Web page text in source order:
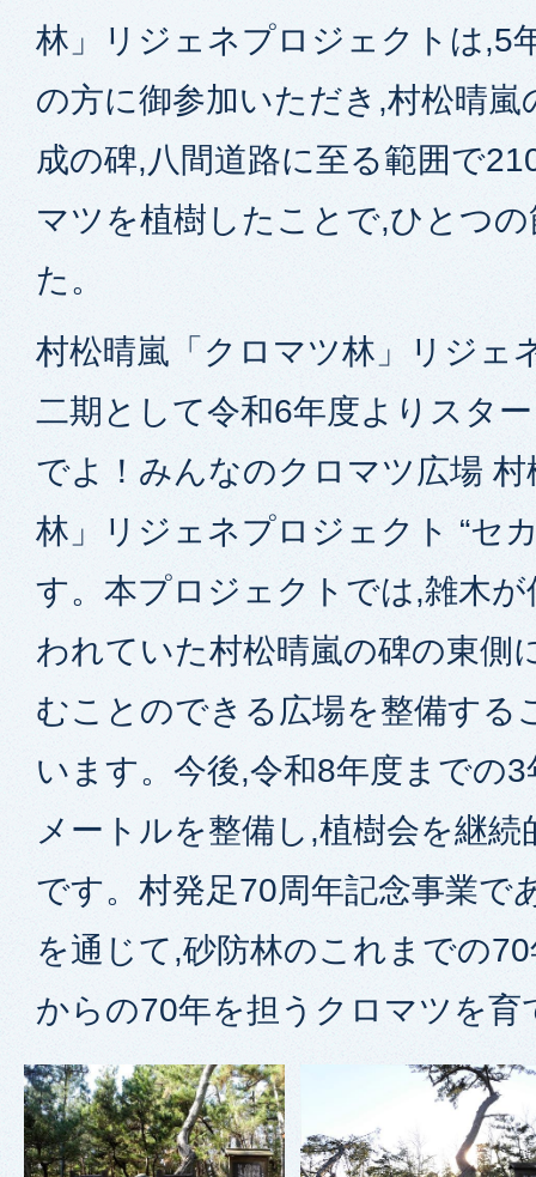
林」リジェネプロジェクトは,5
の方に御参加いただき,村松晴嵐
成の碑,八間道路に至る範囲で
マツを植樹したことで,ひとつ
た。
村松晴嵐「クロマツ林」リジェ
二期として令和6年度よりスタ
でよ！みんなのクロマツ広場
林」リジェネプロジェクト “セ
す。本プロジェクトでは,雑木
われていた村松晴嵐の碑の東側
むことのできる広場を整備する
います。今後,令和8年度までの
メートルを整備し,植樹会を継
です。村発足70周年記念事業で
を通じて,砂防林のこれまでの
からの70年を担うクロマツを育